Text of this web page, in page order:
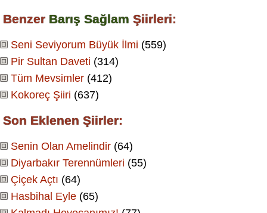
Benzer Barış Sağlam Şiirleri:
Seni Seviyorum Büyük İlmi (559)
Pir Sultan Daveti (314)
Tüm Mevsimler (412)
Kokoreç Şiiri (637)
Son Eklenen Şiirler:
Senin Olan Amelindir (64)
Diyarbakır Terennümleri (55)
Çiçek Açtı (64)
Hasbihal Eyle (65)